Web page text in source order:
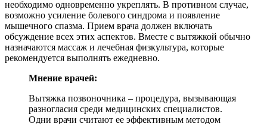
необходимо одновременно укреплять. В противном случае,
возможно усиление болевого синдрома и появление
мышечного спазма. Прием врача должен включать
обсуждение всех этих аспектов. Вместе с вытяжкой обычно
назначаются массаж и лечебная физкультура, которые
рекомендуется выполнять ежедневно.
Мнение врачей:
Вытяжка позвоночника – процедура, вызывающая
разногласия среди медицинских специалистов.
Одни врачи считают ее эффективным методом